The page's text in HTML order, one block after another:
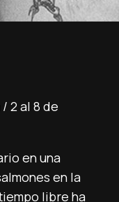
2 al 8 de
en una
en la
libre ha